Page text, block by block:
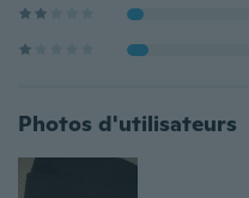
Photos d'utilisateurs